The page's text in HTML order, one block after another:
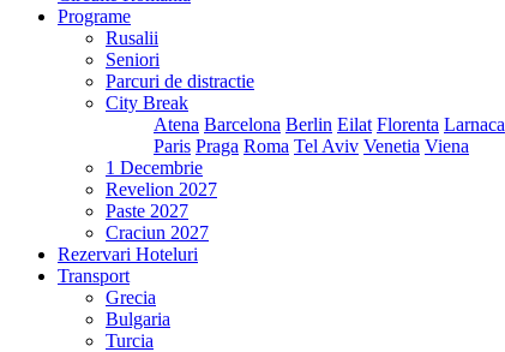
Programe
Rusalii
Seniori
Parcuri de distractie
City Break
Atena Barcelona Berlin Eilat Florenta Larnaca
Paris Praga Roma Tel Aviv Venetia Viena
1 Decembrie
Revelion 2027
Paste 2027
Craciun 2027
Rezervari Hoteluri
Transport
Grecia
Bulgaria
Turcia